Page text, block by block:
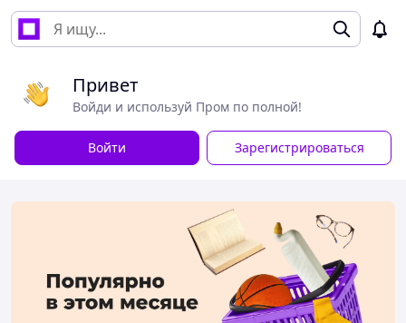
Привет
Войди и используй Пром по полной!
Войти Зарегистрироваться